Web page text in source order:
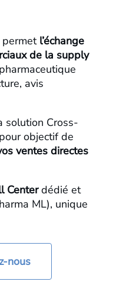
permet l’échange
de la supply
avis
solution Cross-
objectif de
ventes directes
Centerdédié et
ML), unique
nous